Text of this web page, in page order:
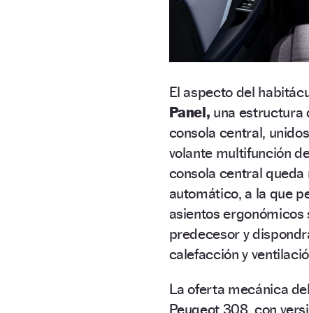
El aspecto del
Panel, una estructura
consola central,
volante multifunción
consola central
automático, a la que
asientos ergonómicos
predecesor y
calefacción y
La oferta mecánica
Peugeot 308, con